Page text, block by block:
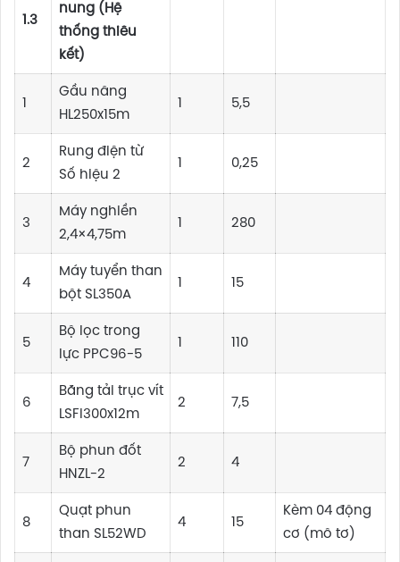
1.3
nung (Hệ
thống thiêu
kết)
1
Gầu nâng
HL250x15m
1 5,5
2
Rung điện từ
Số hiệu 2
1 0,25
3
Máy nghiền
2,4×4,75m
1 280
4
Máy tuyển than
bột SL350A
1 15
5
Bộ lọc trong
lực PPC96-5
1 110
6
Băng tải trục vít
LSFi300x12m
2 7,5
7
Bộ phun đốt
HNZL-2
2 4
8
Quạt phun
than SL52WD
4 15
Kèm 04 động
cơ (mô tơ)